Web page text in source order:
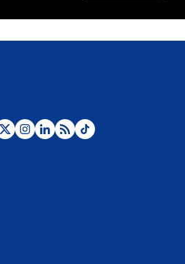
¿La posesión de Abelardo De la